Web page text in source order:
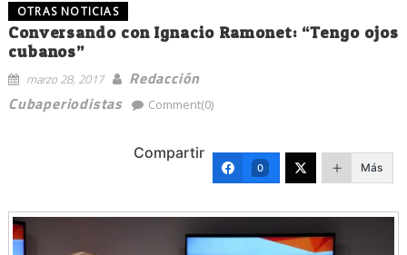
OTRAS NOTICIAS
Conversando con Ignacio Ramonet: “Tengo ojos
cubanos”
marzo 28, 2017
Redacción
Cubaperiodistas
Comment(0)
Compartir
0 Más